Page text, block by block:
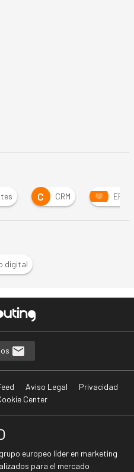
C CRM ERP
digital
Aviso Legal
Privacidad
Center
europeo líder en marketing
para el mercado